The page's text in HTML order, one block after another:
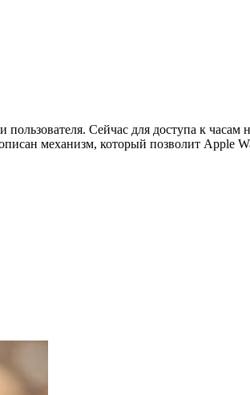
Сейчас для доступа к
механизм, который позволит Apple